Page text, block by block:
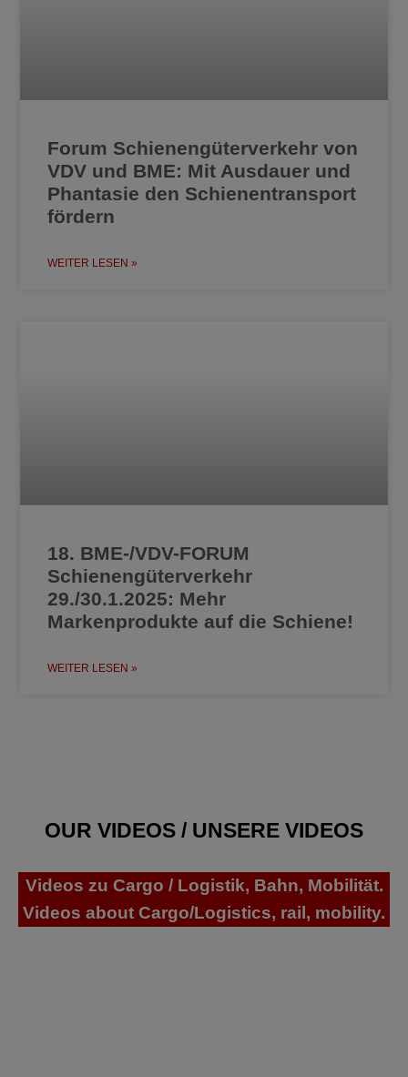
Forum Schienengüterverkehr von
VDV und BME: Mit Ausdauer und
Phantasie den Schienentransport
fördern
WEITER LESEN »
18. BME-/VDV-FORUM
Schienengüterverkehr
29./30.1.2025: Mehr
Markenprodukte auf die Schiene!
WEITER LESEN »
OUR VIDEOS / UNSERE VIDEOS
Videos zu Cargo / Logistik, Bahn, Mobilität.
Videos about Cargo/Logistics, rail, mobility.